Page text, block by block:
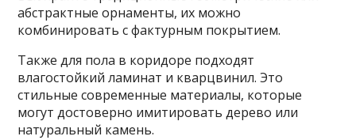
абстрактные орнаменты, их можно
комбинировать с фактурным покрытием.
Также для пола в коридоре подходят
влагостойкий ламинат и кварцвинил. Это
стильные современные материалы, которые
могут достоверно имитировать дерево или
натуральный камень.